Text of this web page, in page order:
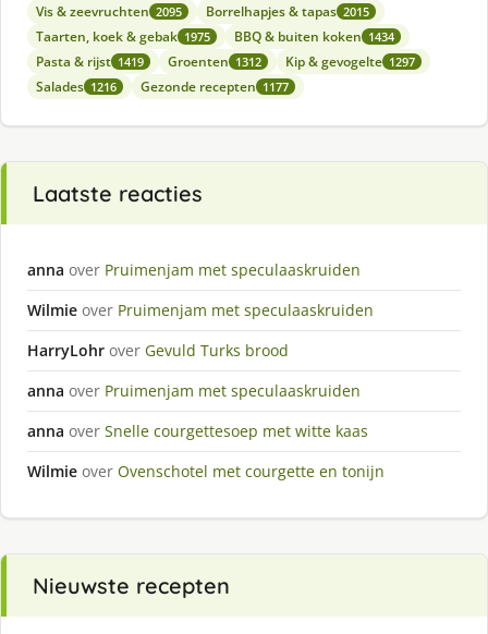
Vis & zeevruchten 2095 Borrelhapjes & tapas 2015
Taarten, koek & gebak 1975 BBQ & buiten koken 1434
Pasta & rijst 1419 Groenten 1312 Kip & gevogelte 1297
Salades 1216 Gezonde recepten 1177
Laatste reacties
anna over Pruimenjam met speculaaskruiden
Wilmie over Pruimenjam met speculaaskruiden
HarryLohr over Gevuld Turks brood
anna over Pruimenjam met speculaaskruiden
anna over Snelle courgettesoep met witte kaas
Wilmie over Ovenschotel met courgette en tonijn
Nieuwste recepten